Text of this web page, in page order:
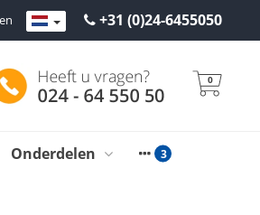
+31 (0)24-6455050
0
Onderdelen